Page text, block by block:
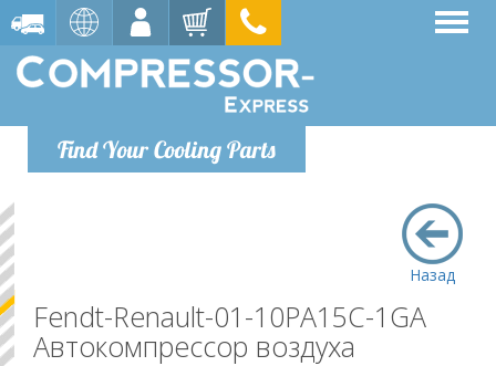
Find Your Cooling Parts
Назад
Fendt-Renault-01-10PA15C-1GA
Автокомпрессор воздуха